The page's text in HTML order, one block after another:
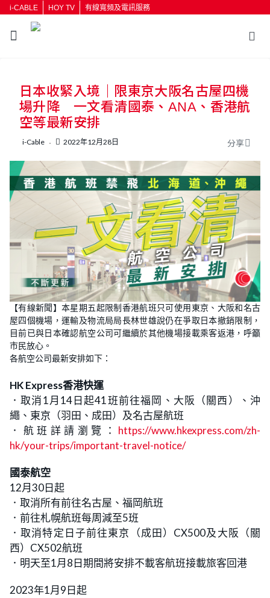
i-CABLE HOY TV 有線寬頻及電訊服務
按輸入鍵開始搜尋
日本收緊入境｜限東京大阪名古屋四機
場升降 一文看清國泰、ANA、香港航
空等最新安排
i-Cable 2022年12月28日 分享
【有線新聞】本星期五起限制香港航班只可使用東京、大阪和名古
屋四個機場，運輸及物流局局長林世雄說仍在爭取日本撤銷限制，
目前已與日本確認航空公司可繼續於其他機場接載乘客返港，呼籲
市民放心。
各航空公司最新安排如下：
HK Express香港快運
．取消1月14日起41班前往福岡、大阪（關西）、沖
繩、東京（羽田、成田）及名古屋航班
．航班詳請瀏覽： https://www.hkexpress.com/zh-
hk/your-trips/important-travel-notice/
國泰航空
12月30日起
．取消所有前往名古屋、福岡航班
．前往札幌航班每周減至5班
．取消特定日子前往東京（成田）CX500及大阪（關
西）CX502航班
．明天至1月8日期間將安排不載客航班接載旅客回港
2023年1月9日起